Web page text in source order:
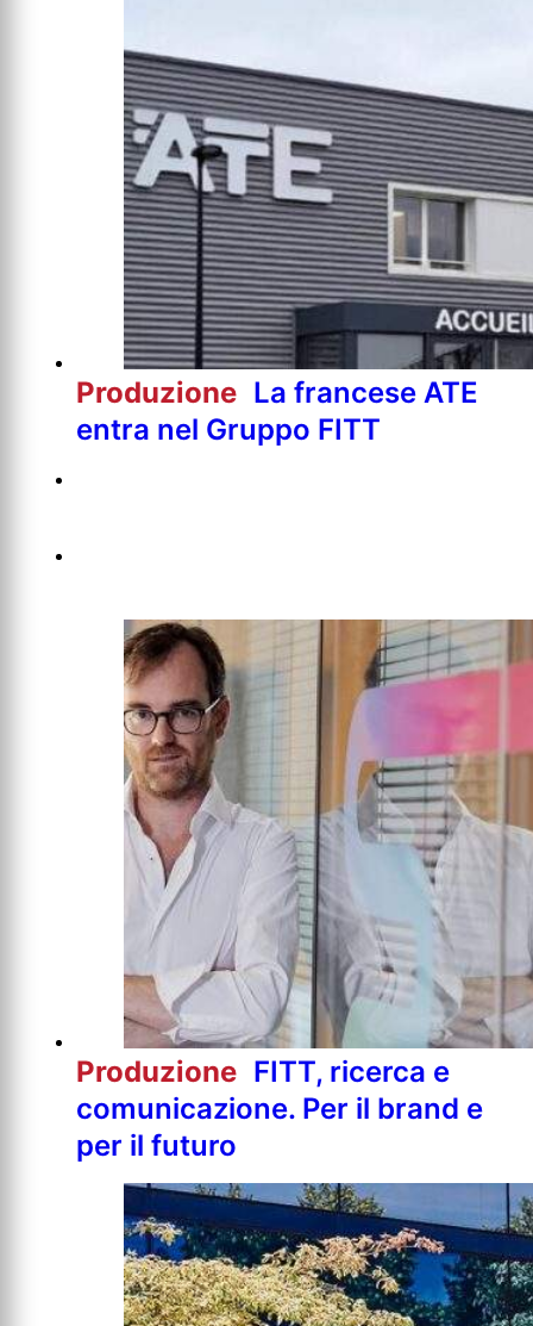
Produzione La francese ATE
entra nel Gruppo FITT
Produzione FITT, ricerca e
comunicazione. Per il brand e
per il futuro